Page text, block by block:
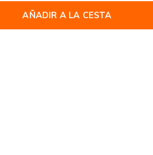
AÑADIR A LA CESTA